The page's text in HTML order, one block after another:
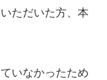
ただいた方、本
いなかったため